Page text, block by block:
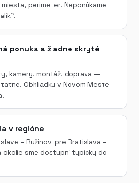
perimeter. Neponúkame
ponuka a žiadne skryté
kamery, montáž, doprava —
Obhliadku v Novom Meste
v regióne
– Ružinov, pre Bratislava –
okolie sme dostupní typicky do